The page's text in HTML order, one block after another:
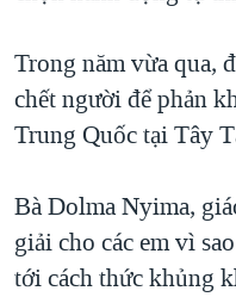
Trong năm vừa qua,
chết người để phản
Trung Quốc tại Tây
Bà Dolma Nyima,
giải cho các em vì
tới cách thức khủng